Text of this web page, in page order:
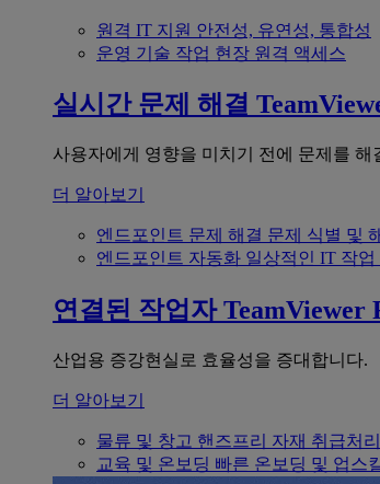
원격 IT 지원 안전성, 유연성, 통합성
운영 기술 작업 현장 원격 액세스
실시간 문제 해결
사용자에게 영향을 미치기 전에 문제를 해
더 알아보기
엔드포인트 문제 해결 문제 식별 및
엔드포인트 자동화 일상적인 IT 작업
연결된 작업자 TeamViewer
산업용 증강현실로 효율성을 증대합니다.
더 알아보기
물류 및 창고 핸즈프리 자재 취급처리
교육 및 온보딩 빠른 온보딩 및 업스